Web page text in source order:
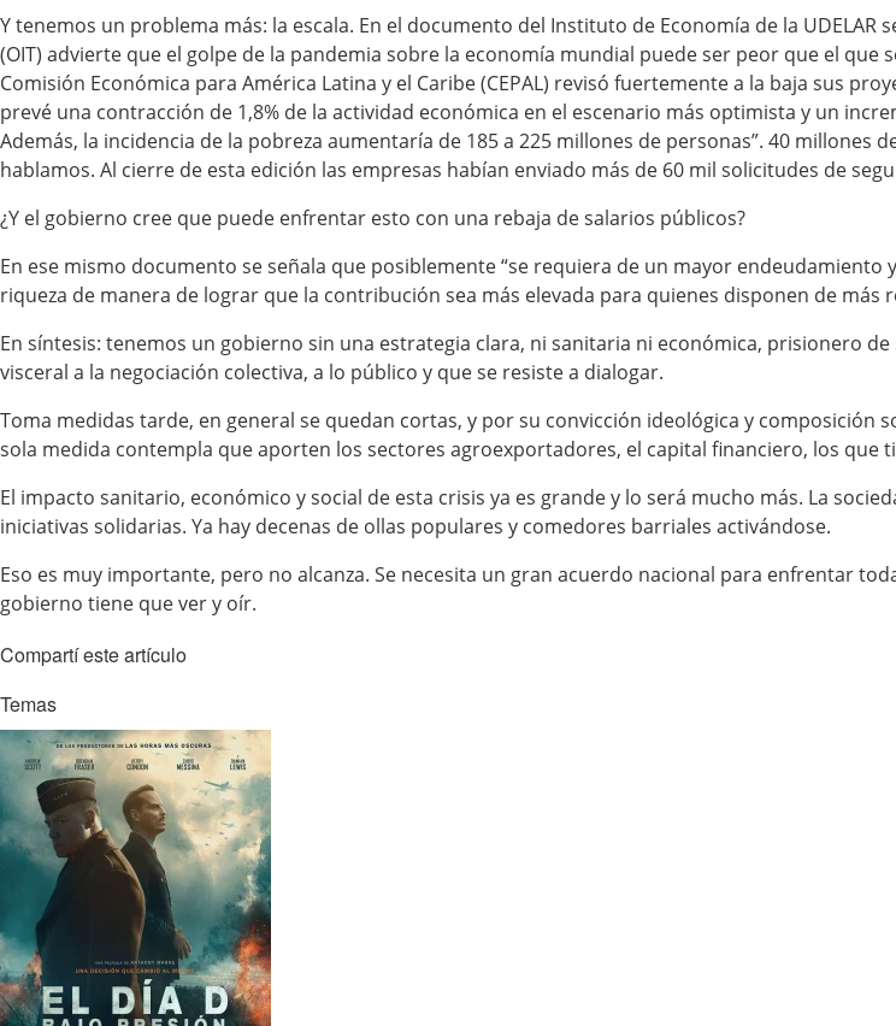
Y tenemos un problema más: la escala. En el documento del Instituto de Economía de la UDELAR
(OIT) advierte que el golpe de la pandemia sobre la economía mundial puede ser peor que el que
Comisión Económica para América Latina y el Caribe (CEPAL) revisó fuertemente a la baja sus
prevé una contracción de 1,8% de la actividad económica en el escenario más optimista y un
Además, la incidencia de la pobreza aumentaría de 185 a 225 millones de personas”. 40 millones
hablamos. Al cierre de esta edición las empresas habían enviado más de 60 mil solicitudes de
¿Y el gobierno cree que puede enfrentar esto con una rebaja de salarios públicos?
En ese mismo documento se señala que posiblemente “se requiera de un mayor
riqueza de manera de lograr que la contribución sea más elevada para quienes disponen de más
En síntesis: tenemos un gobierno sin una estrategia clara, ni sanitaria ni económica, prisionero
visceral a la negociación colectiva, a lo público y que se resiste a dialogar.
Toma medidas tarde, en general se quedan cortas, y por su convicción ideológica y composición
sola medida contempla que aporten los sectores agroexportadores, el capital financiero, los que
El impacto sanitario, económico y social de esta crisis ya es grande y lo será mucho más. La
iniciativas solidarias. Ya hay decenas de ollas populares y comedores barriales activándose.
Eso es muy importante, pero no alcanza. Se necesita un gran acuerdo nacional para enfrentar
gobierno tiene que ver y oír.
Compartí este artículo
Temas